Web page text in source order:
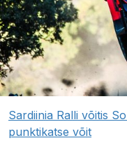
Sardiinia Ralli võitis
punktikatse võit